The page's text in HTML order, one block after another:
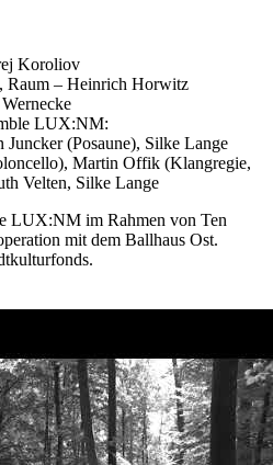
Koroliov
Raum – Heinrich Horwitz
LUX:NM:
(Posaune), Silke Lange
Martin Offik (Klangregie,
Velten, Silke Lange
LUX:NM im Rahmen von Ten
mit dem Ballhaus Ost.